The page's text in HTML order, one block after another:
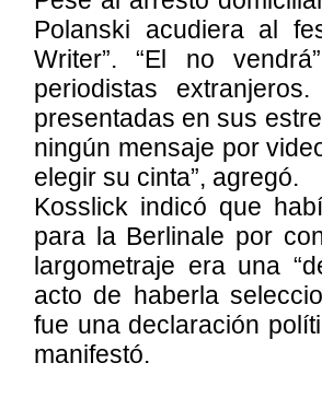
Polanski acudiera al
Writer”. “El no
periodistas
presentadas en sus
ningún mensaje por
elegir su cinta”, agregó.
Kosslick indicó que
para la Berlinale por
largometraje era una
acto de haberla
fue una declaración
manifestó.